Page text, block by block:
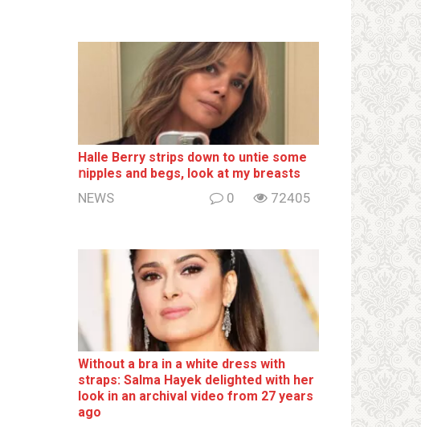
Halle Berry striрs down to untie some
ոipples and begs, look at my breаsts
NEWS 0 72405
Without a brа in a white dress with
strаps: Salma Hayek delighted with her
look in an archival video from 27 years
ago